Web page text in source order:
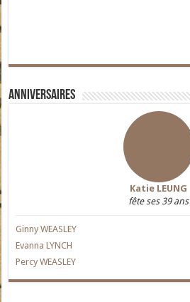
Anniversaires
Katie LEUNG
fête ses 39 ans
Ginny WEASLEY
Evanna LYNCH
Percy WEASLEY